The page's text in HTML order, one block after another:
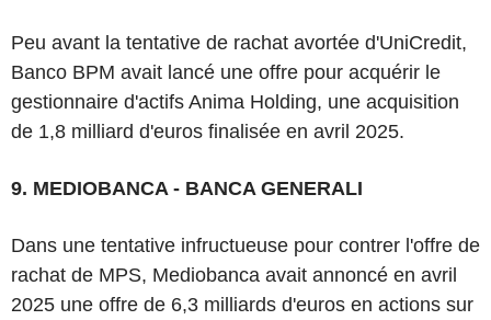
Peu avant la tentative de rachat avortée d'UniCredit,
Banco BPM avait lancé une offre pour acquérir le
gestionnaire d'actifs Anima Holding, une acquisition
de 1,8 milliard d'euros finalisée en avril 2025.
9. MEDIOBANCA - BANCA GENERALI
Dans une tentative infructueuse pour contrer l'offre de
rachat de MPS, Mediobanca avait annoncé en avril
2025 une offre de 6,3 milliards d'euros en actions sur